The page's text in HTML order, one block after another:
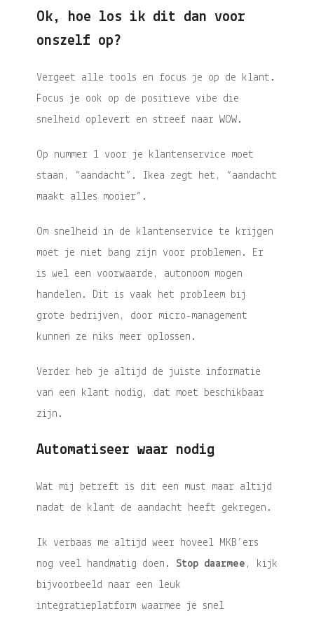
Ok, hoe los ik dit dan voor
onszelf op?
Vergeet alle tools en focus je op de klant.
Focus je ook op de positieve vibe die
snelheid oplevert en streef naar WOW.
Op nummer 1 voor je klantenservice moet
staan, “aandacht”. Ikea zegt het, “aandacht
maakt alles mooier”.
Om snelheid in de klantenservice te krijgen
moet je niet bang zijn voor problemen. Er
is wel een voorwaarde, autonoom mogen
handelen. Dit is vaak het probleem bij
grote bedrijven, door micro-management
kunnen ze niks meer oplossen.
Verder heb je altijd de juiste informatie
van een klant nodig, dat moet beschikbaar
zijn.
Automatiseer waar nodig
Wat mij betreft is dit een must maar altijd
nadat de klant de aandacht heeft gekregen.
Ik verbaas me altijd weer hoveel MKB’ers
nog veel handmatig doen. Stop daarmee , kijk
bijvoorbeeld naar een leuk
integratieplatform waarmee je snel